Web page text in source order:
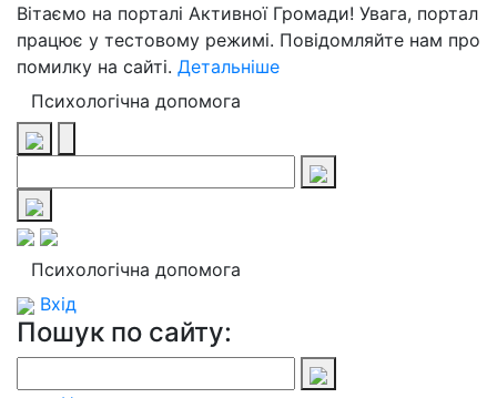
Вітаємо на порталі Активної Громади! Увага, портал
працює у тестовому режимі. Повідомляйте нам про
помилку на сайті. Детальніше
Психологічна допомога
Психологічна допомога
Вхід
Пошук по сайту: